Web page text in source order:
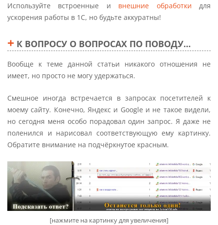
Используйте встроенные и внешние обработки для
ускорения работы в 1С, но будьте аккуратны!
+ К ВОПРОСУ О ВОПРОСАХ ПО ПОВОДУ...
Вообще к теме данной статьи никакого отношения не
имеет, но просто не могу удержаться.
Смешное иногда встречается в запросах посетителей к
моему сайту. Конечно, Яндекс и Google и не такое видели,
но сегодня меня особо порадовал один запрос. Я даже не
поленился и нарисовал соответствующую ему картинку.
Обратите внимание на подчёркнутое красным.
[нажмите на картинку для увеличения]